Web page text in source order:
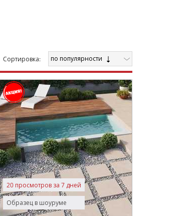
Cортировка: по популярности
Образец в шоуруме
20 просмотров за 7 дней